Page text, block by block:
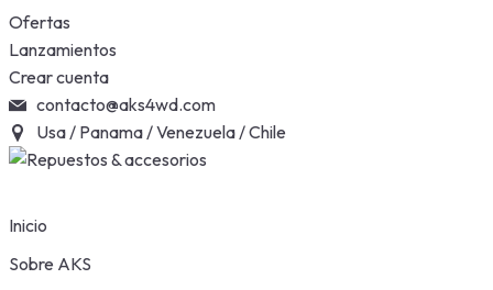
Skip
to
content
Ofertas
Lanzamientos
Crear cuenta
contacto@aks4wd.com
Usa / Panama / Venezuela / Chile
Inicio
Sobre AKS